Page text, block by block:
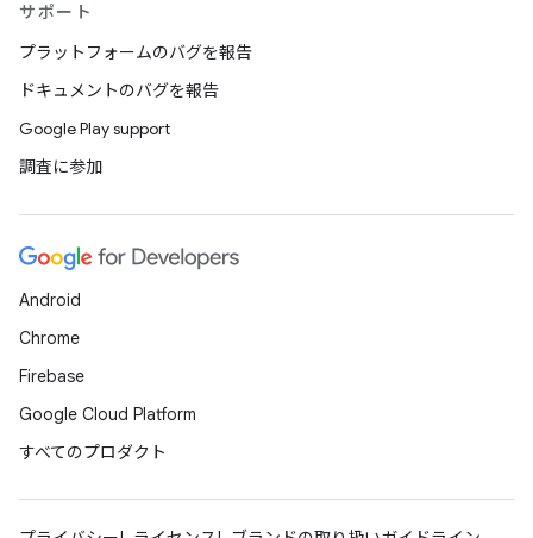
サポート
プラットフォームのバグを報告
ドキュメントのバグを報告
Google Play support
調査に参加
Android
Chrome
Firebase
Google Cloud Platform
すべてのプロダクト